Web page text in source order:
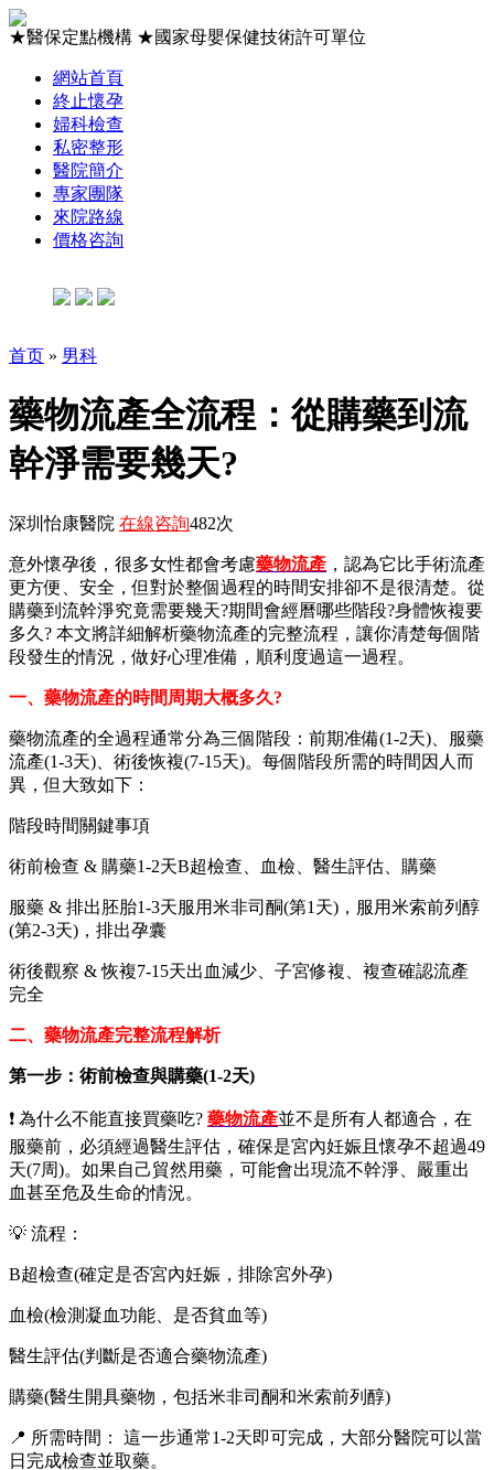
★醫保定點機構 ★國家母嬰保健技術許可單位
網站首頁
終止懷孕
婦科檢查
私密整形
醫院簡介
專家團隊
來院路線
價格咨詢
首页 » 男科
藥物流產全流程：從購藥到流
幹淨需要幾天?
深圳怡康醫院 在線咨詢482次
意外懷孕後，很多女性都會考慮藥物流產 ，認為它比手術流產
更方便、安全，但對於整個過程的時間安排卻不是很清楚。從
購藥到流幹淨究竟需要幾天?期間會經曆哪些階段?身體恢複要
多久? 本文將詳細解析藥物流產的完整流程，讓你清楚每個階
段發生的情況，做好心理准備，順利度過這一過程。
一、藥物流產的時間周期大概多久?
藥物流產的全過程通常分為三個階段：前期准備(1-2天)、服藥
流產(1-3天)、術後恢複(7-15天)。每個階段所需的時間因人而
異，但大致如下：
階段時間關鍵事項
術前檢查 & 購藥1-2天B超檢查、血檢、醫生評估、購藥
服藥 & 排出胚胎1-3天服用米非司酮(第1天)，服用米索前列醇
(第2-3天)，排出孕囊
術後觀察 & 恢複7-15天出血減少、子宮修複、複查確認流產
完全
二、藥物流產完整流程解析
第一步：術前檢查與購藥(1-2天)
❗ 為什么不能直接買藥吃? 藥物流產並不是所有人都適合，在
服藥前，必須經過醫生評估，確保是宮內妊娠且懷孕不超過49
天(7周)。如果自己貿然用藥，可能會出現流不幹淨、嚴重出
血甚至危及生命的情況。
💡 流程：
B超檢查(確定是否宮內妊娠，排除宮外孕)
血檢(檢測凝血功能、是否貧血等)
醫生評估(判斷是否適合藥物流產)
購藥(醫生開具藥物，包括米非司酮和米索前列醇)
📍 所需時間： 這一步通常1-2天即可完成，大部分醫院可以當
日完成檢查並取藥。